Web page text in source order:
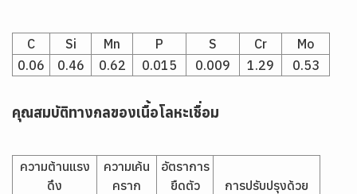
C Si Mn P S Cr
Mo
0.06
0.46 0.62 0.015 0.009 1.29 0.53
คุณสมบัติทางกลของเนื้อโลหะเชื่อม
ความต้านแรง
ดึง
ความเค้น
คราก
อัตราการ
ยืดตัว
การปรับปรุงด้วย